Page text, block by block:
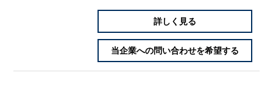
詳しく見る
当企業への問い合わせを希望する